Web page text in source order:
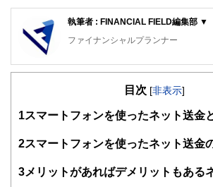
執筆者 : FINANCIAL FIELD編集部 ▼
ファイナンシャルプランナー
FinancialField編集部は、金融、経済
知識がない方でも理解できるようわ
得者を中心に「お金や暮らし」に関す
験者で構成され、企画立案から記事
目次 [非表示]
1 スマートフォンを使ったネット送金
2スマートフォンを使ったネット送金
3 メリットがあればデメリットもある